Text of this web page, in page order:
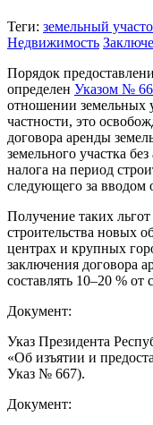
Теги: земельный
Недвижимость
Порядок
определен Указом №
отношении земельных
частности, это
договора аренды
земельного участка
налога на период
следующего за вводом
Получение таких
строительства новых
центрах и крупных
заключения договора
составлять 10–20 % от
Документ:
Указ Президента
«Об изъятии и
Указ № 667).
Документ: